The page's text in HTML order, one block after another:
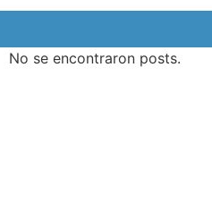
No se encontraron posts.